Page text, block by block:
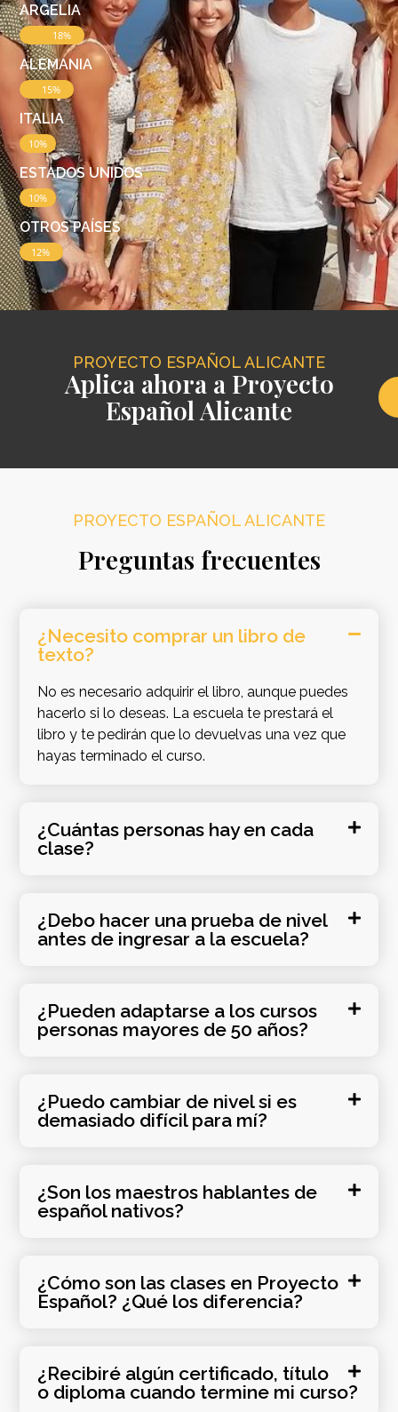
ARGELIA
18%
ALEMANIA
15%
ITALIA
10%
ESTADOS UNIDOS
10%
OTROS PAÍSES
12%
PROYECTO ESPAÑOL ALICANTE
Aplica ahora a Proyecto
Español Alicante
PROYECTO ESPAÑOL ALICANTE
Preguntas frecuentes
¿Necesito comprar un libro de
texto?
No es necesario adquirir el libro, aunque puedes
hacerlo si lo deseas. La escuela te prestará el
libro y te pedirán que lo devuelvas una vez que
hayas terminado el curso.
¿Cuántas personas hay en cada
clase?
¿Debo hacer una prueba de nivel
antes de ingresar a la escuela?
¿Pueden adaptarse a los cursos
personas mayores de 50 años?
¿Puedo cambiar de nivel si es
demasiado difícil para mí?
¿Son los maestros hablantes de
español nativos?
¿Cómo son las clases en Proyecto
Español? ¿Qué los diferencia?
¿Recibiré algún certificado, título
o diploma cuando termine mi curso?